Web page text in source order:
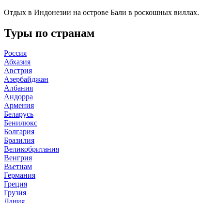
Отдых в Индонезии на острове Бали в роскошных виллах.
Туры по странам
Россия
Абхазия
Австрия
Азербайджан
Албания
Андорра
Армения
Беларусь
Бенилюкс
Болгария
Бразилия
Великобритания
Венгрия
Вьетнам
Германия
Греция
Грузия